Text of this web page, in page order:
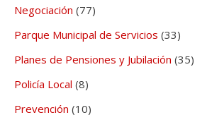
Negociación (77)
Parque Municipal de Servicios (33)
Planes de Pensiones y Jubilación (35)
Policía Local (8)
Prevención (10)